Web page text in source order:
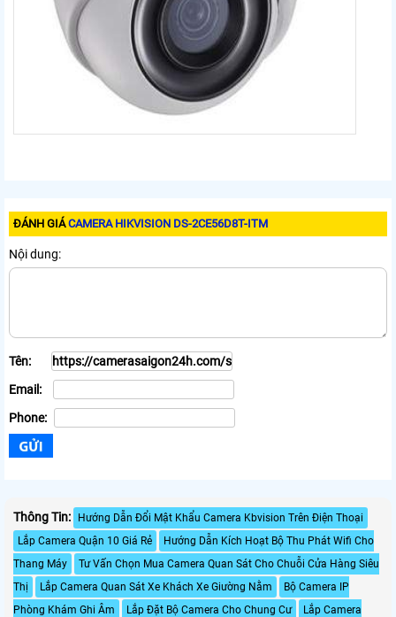
ĐÁNH GIÁCAMERA HIKVISION DS-2CE56D8T-ITM
Nội dung:
Tên:
Email:
Phone:
Thông Tin:
Hướng Dẫn Đổi Mật Khẩu Camera Kbvision Trên Điện Thoại
Lắp Camera Quận 10 Giá Rẻ
Hướng Dẫn Kích Hoạt Bộ Thu Phát Wifi Cho
Thang Máy
Tư Vấn Chọn Mua Camera Quan Sát Cho Chuỗi Cửa Hàng Siêu
Thị
Lắp Camera Quan Sát Xe Khách Xe Giường Nằm
Bộ Camera IP
Phòng Khám Ghi Âm
Lắp Đặt Bộ Camera Cho Chung Cư
Lắp Camera